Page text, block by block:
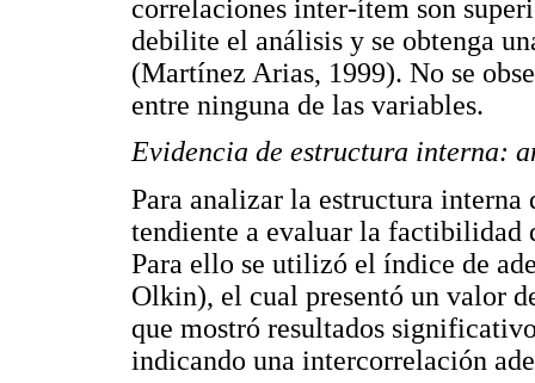
correlaciones inter-ítem son
debilite el análisis y se obtenga
(Martínez Arias, 1999). No se
entre ninguna de las variables.
Evidencia de estructura interna:
Para analizar la estructura
tendiente a evaluar la
Para ello se utilizó el índice de
Olkin), el cual presentó un valor
que mostró resultados
indicando una intercorrelación